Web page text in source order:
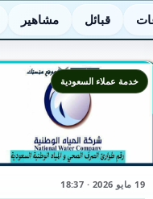
قبائل مشاهير
19 مايو 2026 · 18:37
خدمة عملاء السعودية